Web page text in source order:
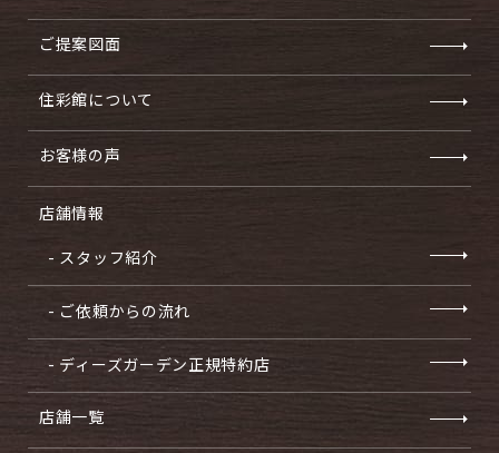
ご提案図面
住彩館について
お客様の声
店舗情報
- スタッフ紹介
- ご依頼からの流れ
- ディーズガーデン正規特約店
店舗一覧